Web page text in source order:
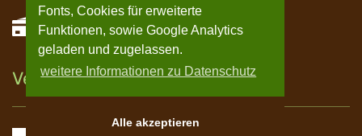
Fonts, Cookies für erweiterte
Funktionen, sowie Google Analytics
geladen und zugelassen.
weitere Informationen zu Datenschutz
Alle akzeptieren
EC Zahlung
Versand